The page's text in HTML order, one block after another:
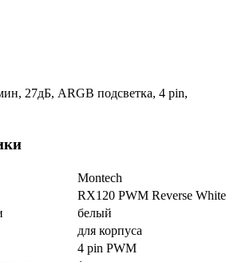
27дБ, ARGB подсветка, 4 pin,
Montech
RX120 PWM Reverse White
белый
для корпуса
4 pin PWM